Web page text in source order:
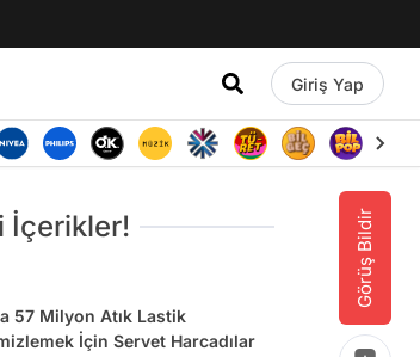
Giriş Yap
Görüş Bildir
İçerikler!
57 Milyon Atık Lastik
İçin Servet Harcadılar